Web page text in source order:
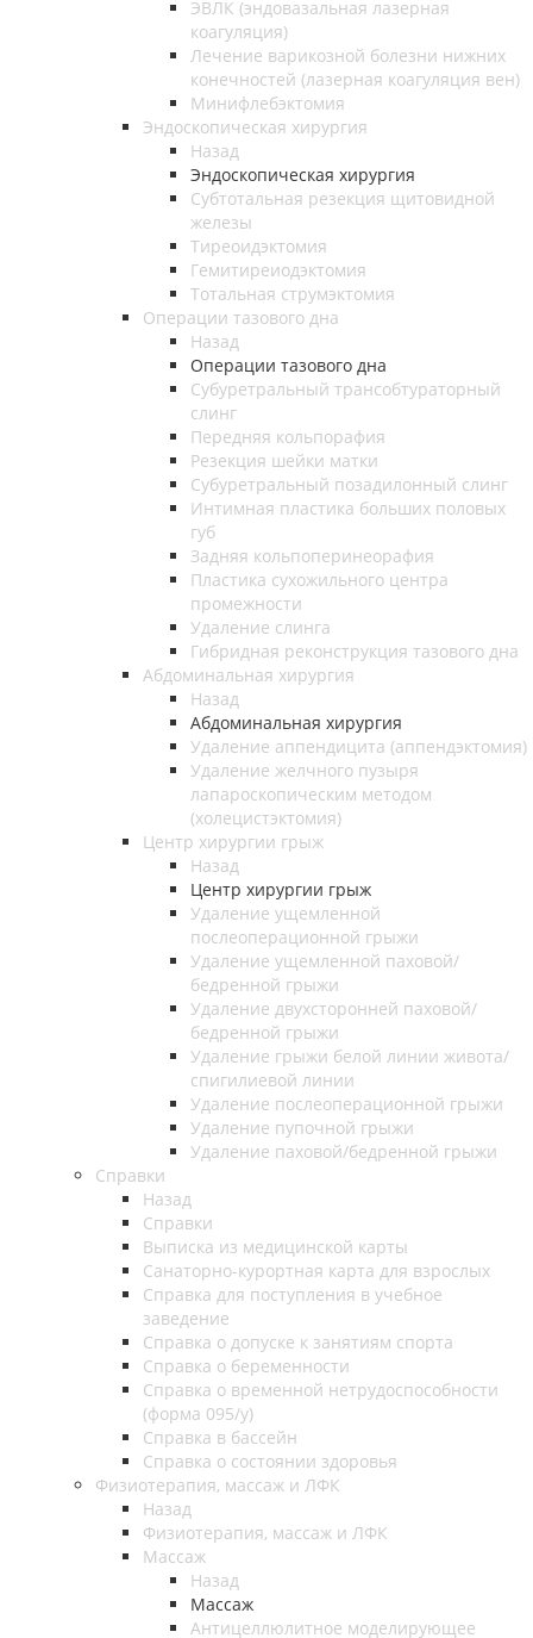
ЭВЛК (эндовазальная лазерная
коагуляция)
Лечение варикозной болезни нижних
конечностей (лазерная коагуляция вен)
Минифлебэктомия
Эндоскопическая хирургия
Назад
Эндоскопическая хирургия
Субтотальная резекция щитовидной
железы
Тиреоидэктомия
Гемитиреиодэктомия
Тотальная струмэктомия
Операции тазового дна
Назад
Операции тазового дна
Субуретральный трансобтураторный
слинг
Передняя кольпорафия
Резекция шейки матки
Субуретральный позадилонный слинг
Интимная пластика больших половых
губ
Задняя кольпоперинеорафия
Пластика сухожильного центра
промежности
Удаление слинга
Гибридная реконструкция тазового дна
Абдоминальная хирургия
Назад
Абдоминальная хирургия
Удаление аппендицита (аппендэктомия)
Удаление желчного пузыря
лапароскопическим методом
(холецистэктомия)
Центр хирургии грыж
Назад
Центр хирургии грыж
Удаление ущемленной
послеоперационной грыжи
Удаление ущемленной паховой/
бедренной грыжи
Удаление двухсторонней паховой/
бедренной грыжи
Удаление грыжи белой линии живота/
спигилиевой линии
Удаление послеоперационной грыжи
Удаление пупочной грыжи
Удаление паховой/бедренной грыжи
Справки
Назад
Справки
Выписка из медицинской карты
Санаторно-курортная карта для взрослых
Справка для поступления в учебное
заведение
Справка о допуске к занятиям спорта
Справка о беременности
Справка о временной нетрудоспособности
(форма 095/у)
Справка в бассейн
Справка о состоянии здоровья
Физиотерапия, массаж и ЛФК
Назад
Физиотерапия, массаж и ЛФК
Массаж
Назад
Массаж
Антицеллюлитное моделирующее